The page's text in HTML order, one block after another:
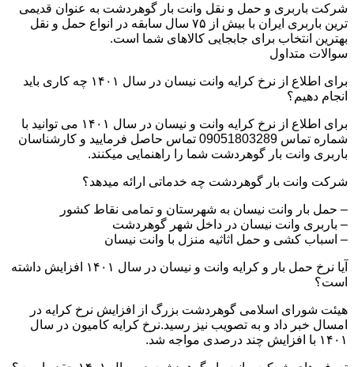
شرکت باربری و حمل و نقل وانت بار گوهردشت به عنوان قدیمی
ترین باربری ایران با بیش از ۷۵ سال سابقه در انواع حمل و نقل
بهترین انتخاب برای جابجایی کالاهای شما است.
سوالات متداول
برای اطلاع از نرخ کرایه وانت نیسان در سال ۱۴۰۱ چه کاری باید
انجام دهیم؟
برای اطلاع از نرخ کرایه وانت و نیسان در سال ۱۴۰۱ می توانید با
شماره تماس 09051803289 تماس حاصل فرمایید و کارشناسان
باربری وانت بار گوهردشت شما را راهنمایی میکنند.
شرکت وانت بار گوهردشت چه خدماتی ارائه میدهد؟
– حمل بار وانت نیسان به شهرستان و تمامی نقاط کشور
– باربری وانت نیسان در داخل شهر گوهردشت
– اسباب کشی و حمل اثاثیه منزل با وانت نیسان
آیا نرخ حمل بار و کرایه وانت و نیسان در سال ۱۴۰۱ افزایش داشته
است؟
هیئت شورای اسلامی گوهردشت بزرگ از افزایش نرخ کرایه در
امسال خبر داد و به تصویب نیز رسید.نرخ کرایه کامیون در سال
۱۴۰۱ با افزایش چند درصدی مواجه شد.